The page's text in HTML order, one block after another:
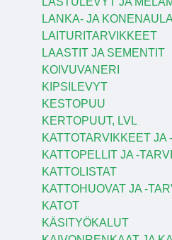
LANKA- JA
LAITURITARVIKKEET
LAASTIT JA SEMENTIT
KOIVUVANERI
KIPSILEVYT
KESTOPUU
KERTOPUUT, LVL
KATTOTARVIKKEET JA
KATTOPELLIT JA -
KATTOLISTAT
KATTOHUOVAT JA -
KATOT
KÄSITYÖKALUT